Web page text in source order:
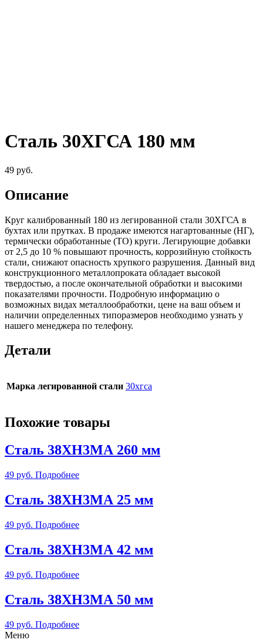
Сталь 30ХГСА 180 мм
49 руб.
Описание
Круг калиброванный 180 из легированной стали 30ХГСА в
бухтах или прутках. В продаже имеются нагартованные (НГ),
термически обработанные (ТО) круги. Легирующие добавки
от 2,5 до 10 % повышают прочность, коррозийную стойкость
стали, снижают опасность хрупкого разрушения. Данный вид
конструкционного металлопроката обладает высокой
твердостью, а после окончательной обработки и высокими
показателями прочности. Подробную информацию о
возможных видах металлообработки, цене на ваш объем и
наличии определенных типоразмеров необходимо узнать у
нашего менеджера по телефону.
Детали
Марка легированной стали 30хгса
Похожие товары
Сталь 38ХН3МА 260 мм
49 руб. Подробнее
Сталь 38ХН3МА 25 мм
49 руб. Подробнее
Сталь 38ХН3МА 42 мм
49 руб. Подробнее
Сталь 38ХН3МА 50 мм
49 руб. Подробнее
Меню